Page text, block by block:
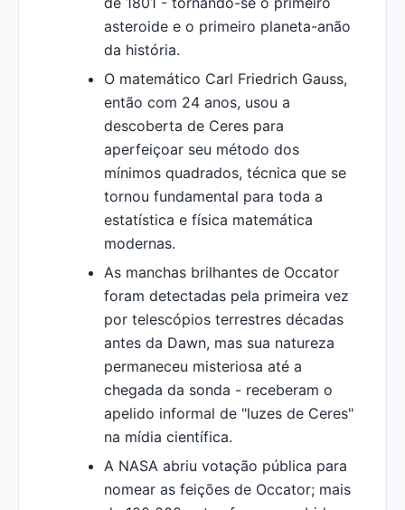
asteroide e o primeiro planeta-anão
da história.
O matemático Carl Friedrich Gauss,
então com 24 anos, usou a
descoberta de Ceres para
aperfeiçoar seu método dos
mínimos quadrados, técnica que se
tornou fundamental para toda a
estatística e física matemática
modernas.
As manchas brilhantes de Occator
foram detectadas pela primeira vez
por telescópios terrestres décadas
antes da Dawn, mas sua natureza
permaneceu misteriosa até a
chegada da sonda - receberam o
apelido informal de "luzes de Ceres"
na mídia científica.
A NASA abriu votação pública para
nomear as feições de Occator; mais